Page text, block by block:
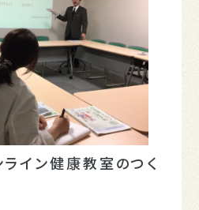
イン健康教室のつく